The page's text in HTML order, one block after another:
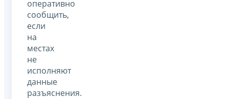
оперативно
сообщить,
если
на
местах
не
исполняют
данные
разъяснения.